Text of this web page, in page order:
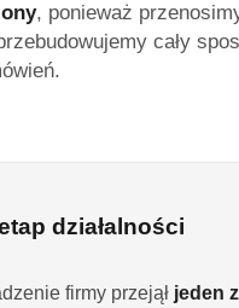
📨
, ponieważ
cały
działalności
firmy przejął jeden z